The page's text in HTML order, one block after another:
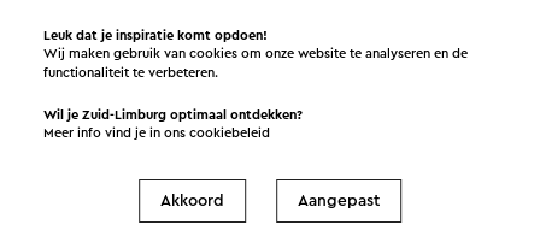
Leuk dat je inspiratie komt opdoen!
Wij maken gebruik van cookies om onze website te analyseren en de
functionaliteit te verbeteren.
Wil je Zuid-Limburg optimaal ontdekken?
Meer info vind je in onscookiebeleid
Akkoord Aangepast